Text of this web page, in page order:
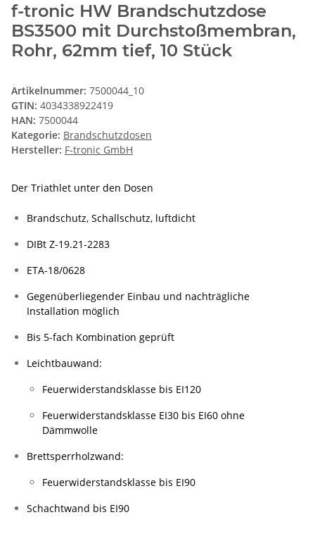
f-tronic HW Brandschutzdose
BS3500 mit Durchstoßmembran,
Rohr, 62mm tief, 10 Stück
Artikelnummer: 7500044_10
GTIN: 4034338922419
HAN: 7500044
Kategorie: Brandschutzdosen
Hersteller: F-tronic GmbH
Der Triathlet unter den Dosen
Brandschutz, Schallschutz, luftdicht
DIBt Z-19.21-2283
ETA-18/0628
Gegenüberliegender Einbau und nachträgliche
Installation möglich
Bis 5-fach Kombination geprüft
Leichtbauwand:
Feuerwiderstandsklasse bis EI120
Feuerwiderstandsklasse EI30 bis EI60 ohne
Dämmwolle
Brettsperrholzwand:
Feuerwiderstandsklasse bis EI90
Schachtwand bis EI90